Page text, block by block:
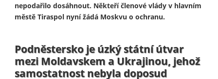
nepodařilo dosáhnout. Někteří členové vlády v hlavním
městě Tiraspol nyní žádá Moskvu o ochranu.
Podněstersko je úzký státní útvar
mezi Moldavskem a Ukrajinou, jehož
samostatnost nebyla doposud